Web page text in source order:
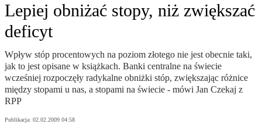
Lepiej obniżać stopy, niż zwiększać
deficyt
Wpływ stóp procentowych na poziom złotego nie jest obecnie taki,
jak to jest opisane w książkach. Banki centralne na świecie
wcześniej rozpoczęły radykalne obniżki stóp, zwiększając różnice
między stopami u nas, a stopami na świecie - mówi Jan Czekaj z
RPP
Publikacja: 02.02.2009 04:58